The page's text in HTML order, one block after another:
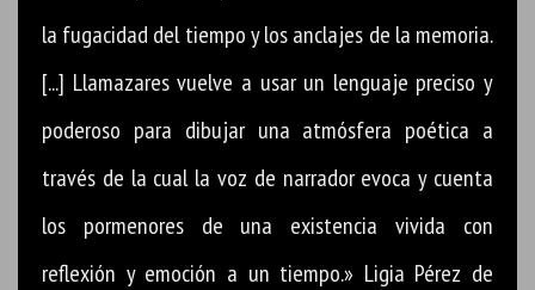
la fugacidad del tiempo y los anclajes de la memoria.
[...] Llamazares vuelve a usar un lenguaje preciso y
poderoso para dibujar una atmósfera poética a
través de la cual la voz de narrador evoca y cuenta
los pormenores de una existencia vivida con
reflexión y emoción a un tiempo.» Ligia Pérez de